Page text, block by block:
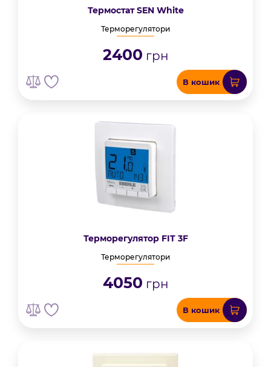
Термостат SEN White
Терморегулятори
2400 грн
В кошик
Терморегулятор FIT 3F
Терморегулятори
4050 грн
В кошик